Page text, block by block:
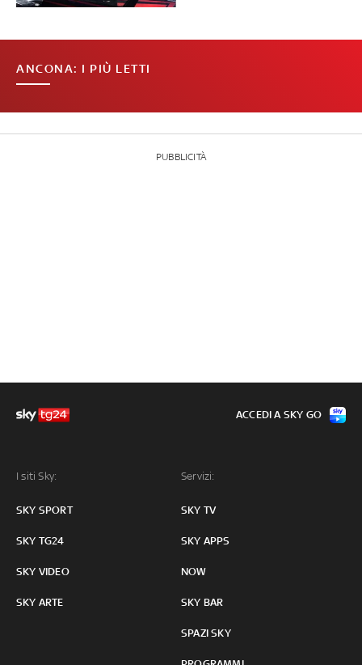
ANCONA: I PIÙ LETTI
PUBBLICITÀ
I siti Sky:
SKY SPORT
SKY TG24
SKY VIDEO
SKY ARTE
Servizi:
SKY TV
SKY APPS
NOW
SKY BAR
SPAZI SKY
ACCEDI A SKY GO